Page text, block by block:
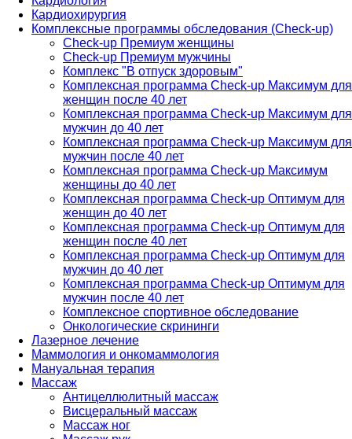
Кардиохирургия
Комплексные программы обследования (Check-up)
Check-up Премиум женщины
Check-up Премиум мужчины
Комплекс "В отпуск здоровым"
Комплексная программа Check-up Максимум для
женщин после 40 лет
Комплексная программа Check-up Максимум для
мужчин до 40 лет
Комплексная программа Check-up Максимум для
мужчин после 40 лет
Комплексная программа Check-up Максимум
женщины до 40 лет
Комплексная программа Check-up Оптимум для
женщин до 40 лет
Комплексная программа Check-up Оптимум для
женщин после 40 лет
Комплексная программа Check-up Оптимум для
мужчин до 40 лет
Комплексная программа Check-up Оптимум для
мужчин после 40 лет
Комплексное спортивное обследование
Онкологические скрининги
Лазерное лечение
Маммология и онкомаммология
Мануальная терапия
Массаж
Антицеллюлитный массаж
Висцеральный массаж
Массаж ног